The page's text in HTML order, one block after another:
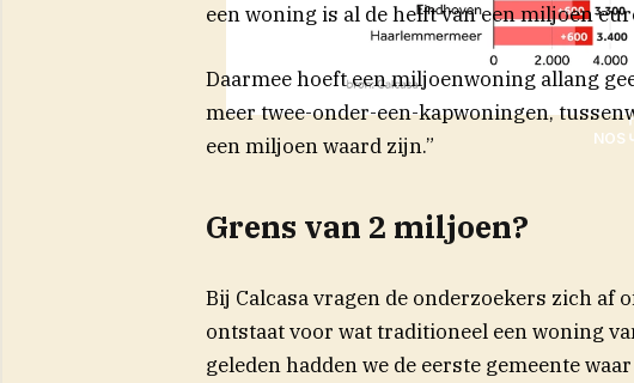
NOS
een woning is al de helft van een miljoen
Daarmee hoeft een miljoenwoning allang
meer twee-onder-een-kapwoningen,
een miljoen waard zijn.”
Grens van 2 miljoen?
Bij Calcasa vragen de onderzoekers zich af
ontstaat voor wat traditioneel een woning
geleden hadden we de eerste gemeente